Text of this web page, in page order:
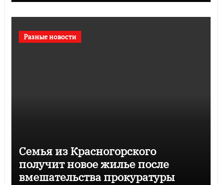
Разные новости
Семья из Красногорского
получит новое жилье после
вмешательства прокуратуры